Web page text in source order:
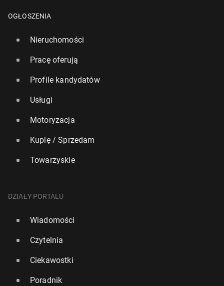
OGŁOSZENIA
Nieruchomości
Pracę oferują
Profile kandydatów
Usługi
Motoryzacja
Kupię / Sprzedam
Towarzyskie
DZIAŁY PORTALU
Wiadomości
Czytelnia
Ciekawostki
Poradnik